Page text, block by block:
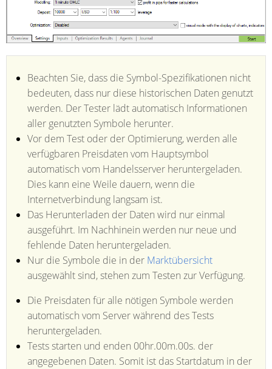
Beachten Sie, dass die Symbol-Spezifikationen nicht
bedeuten, dass nur diese historischen Daten genutzt
werden. Der Tester lädt automatisch Informationen
aller genutzten Symbole herunter.
Vor dem Test oder der Optimierung, werden alle
verfügbaren Preisdaten vom Hauptsymbol
automatisch vom Handelsserver heruntergeladen.
Dies kann eine Weile dauern, wenn die
Internetverbindung langsam ist.
Das Herunterladen der Daten wird nur einmal
ausgeführt. Im Nachhinein werden nur neue und
fehlende Daten heruntergeladen.
Nur die Symbole die in der Marktübersicht
ausgewählt sind, stehen zum Testen zur Verfügung.
Die Preisdaten für alle nötigen Symbole werden
automatisch vom Server während des Tests
heruntergeladen.
Tests starten und enden 00hr.00m.00s. der
angegebenen Daten. Somit ist das Startdatum in der